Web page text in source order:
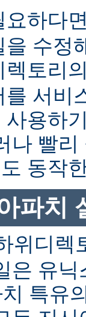
요하다
수정
렉토리
를 서비
용하
나 빨
동작
파치
위디렉
은 유
특유